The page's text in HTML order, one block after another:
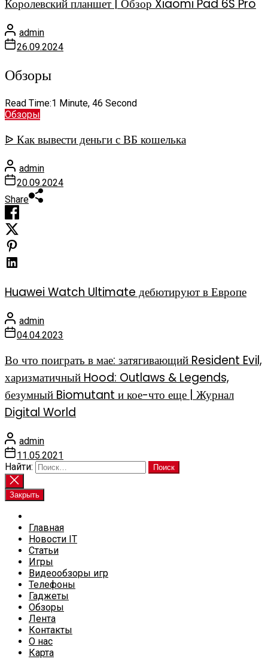
Королевский планшет | Обзор Xiaomi Pad 6S Pro
admin
26.09.2024
Обзоры
Read Time:1 Minute, 46 Second
Обзоры
ᐉ Как вывести деньги с ВБ кошелька
admin
20.09.2024
Share
Huawei Watch Ultimate дебютируют в Европе
admin
04.04.2023
Во что поиграть в мае: затягивающий Resident Evil,
харизматичный Hood: Outlaws & Legends,
безумный Biomutant и кое-что еще | Журнал
Digital World
admin
11.05.2021
Найти:
Закрыть
Главная
Новости IT
Статьи
Игры
Видеообзоры игр
Телефоны
Гаджеты
Обзоры
Лента
Контакты
О нас
Карта